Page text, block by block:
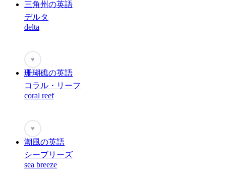
三角州の英語
デルタ
delta
♥
珊瑚礁の英語
コラル・リーフ
coral reef
♥
潮風の英語
シーブリーズ
sea breeze